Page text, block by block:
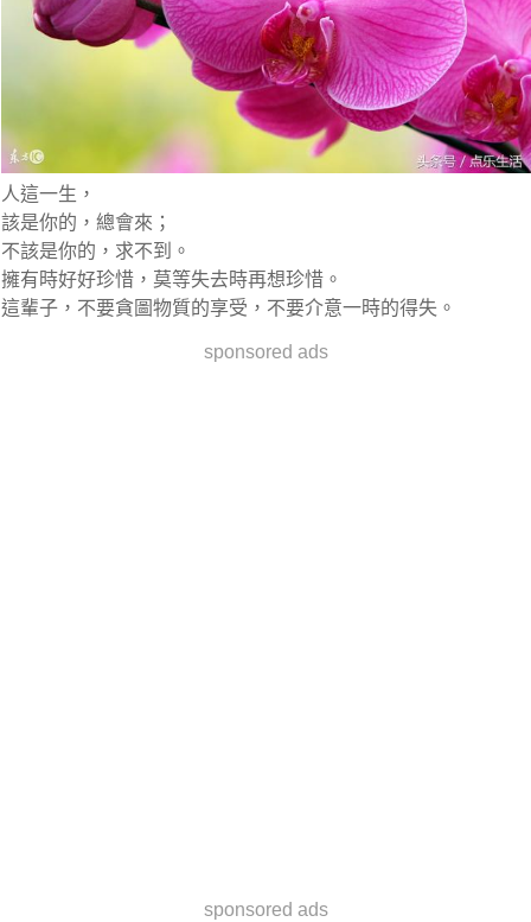
人這一生，
該是你的，總會來；
不該是你的，求不到。
擁有時好好珍惜，莫等失去時再想珍惜。
這輩子，不要貪圖物質的享受，不要介意一時的得失。
sponsored ads
sponsored ads